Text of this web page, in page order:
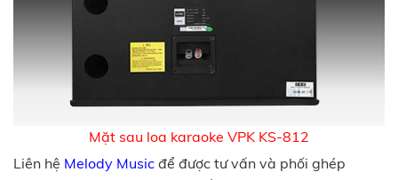
Mặt sau loa karaoke VPK KS-812
Liên hệ Melody Music để được tư vấn và phối ghép